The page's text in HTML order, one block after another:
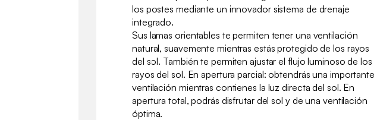
los postes mediante un innovador sistema de drenaje
integrado.
Sus lamas orientables te permiten tener una ventilación
natural, suavemente mientras estás protegido de los rayos
del sol. También te permiten ajustar el flujo luminoso de los
rayos del sol. En apertura parcial: obtendrás una importante
ventilación mientras contienes la luz directa del sol. En
apertura total, podrás disfrutar del sol y de una ventilación
óptima.